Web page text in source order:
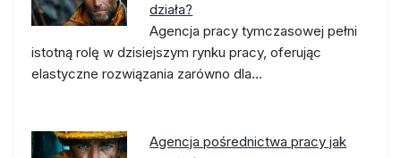
działa?
Agencja pracy tymczasowej pełni
istotną rolę w dzisiejszym rynku pracy, oferując
elastyczne rozwiązania zarówno dla…
Agencja pośrednictwa pracy jak